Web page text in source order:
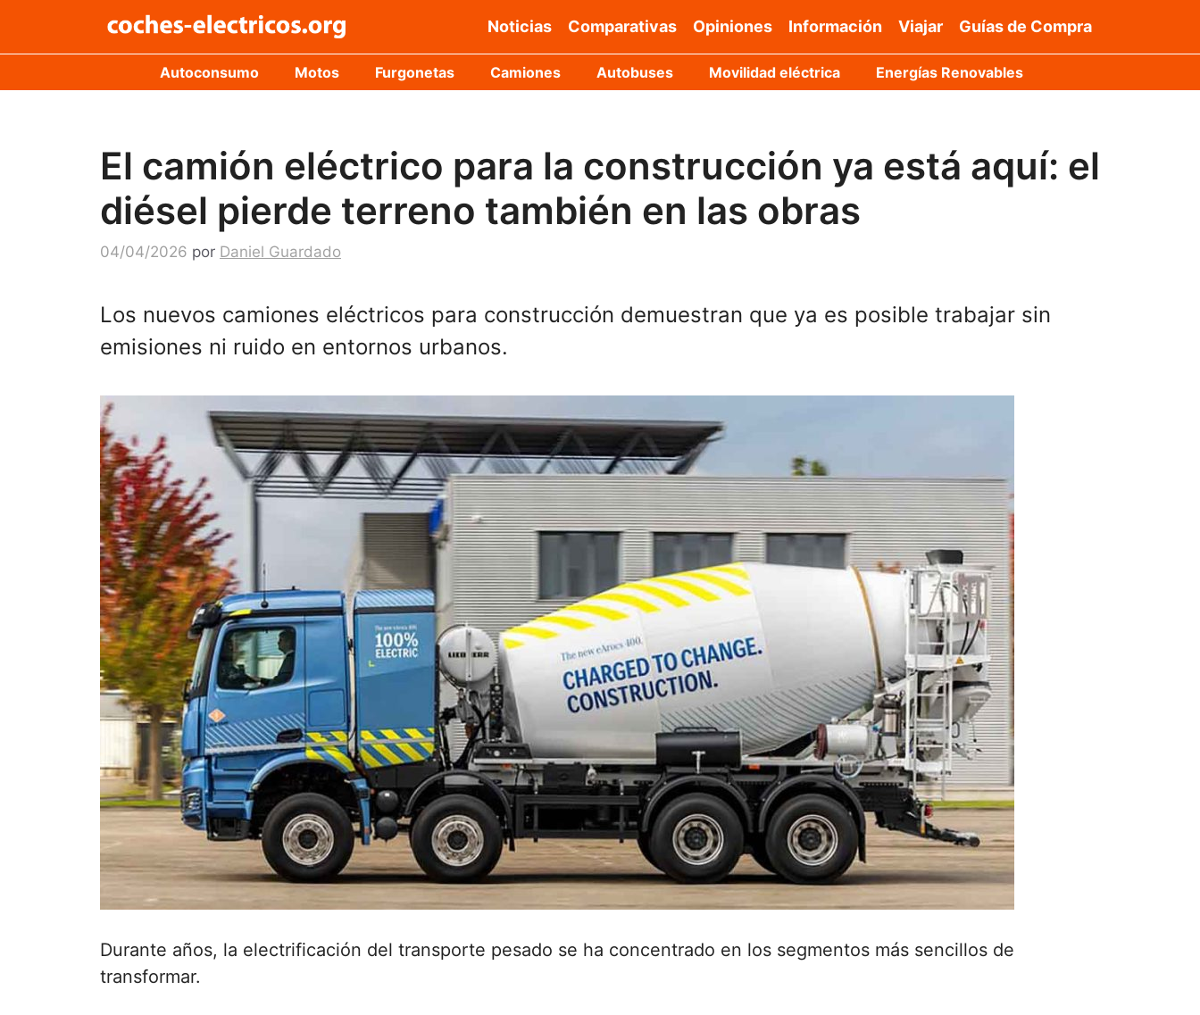
Noticias Comparativas Opiniones Información Viajar Guías de Compra
Autoconsumo Motos Furgonetas Camiones Autobuses Movilidad eléctrica Energías Renovables
El camión eléctrico para la construcción ya está aquí: el
diésel pierde terreno también en las obras
04/04/2026 por Daniel Guardado
Los nuevos camiones eléctricos para construcción demuestran que ya es posible trabajar sin
emisiones ni ruido en entornos urbanos.
Durante años, la electrificación del transporte pesado se ha concentrado en los segmentos más sencillos de
transformar.